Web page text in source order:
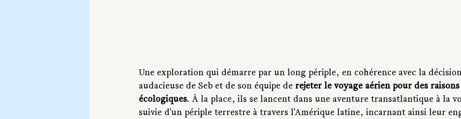
Une exploration qui démarre par un long périple, en cohérence avec la
audacieuse de Seb et de son équipe de rejeter le voyage aérien pour des raisons
écologiques. À la place, ils se lancent dans une aventure transatlantique à la
suivie d'un périple terrestre à travers l'Amérique latine, incarnant ainsi leur